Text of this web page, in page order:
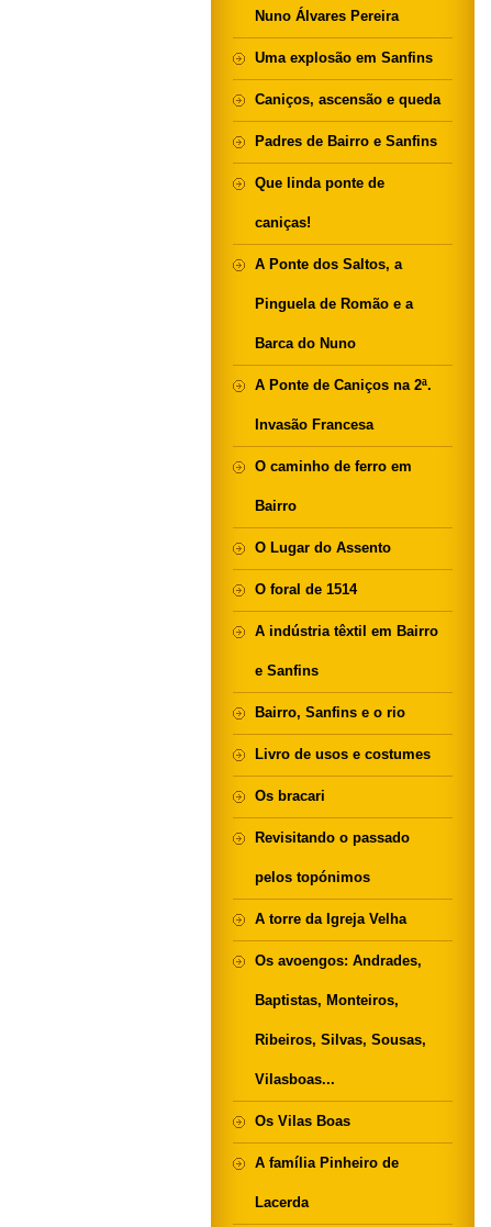
Nuno Álvares Pereira
Uma explosão em Sanfins
Caniços, ascensão e queda
Padres de Bairro e Sanfins
Que linda ponte de
caniças!
A Ponte dos Saltos, a
Pinguela de Romão e a
Barca do Nuno
A Ponte de Caniços na 2ª.
Invasão Francesa
O caminho de ferro em
Bairro
O Lugar do Assento
O foral de 1514
A indústria têxtil em Bairro
e Sanfins
Bairro, Sanfins e o rio
Livro de usos e costumes
Os bracari
Revisitando o passado
pelos topónimos
A torre da Igreja Velha
Os avoengos: Andrades,
Baptistas, Monteiros,
Ribeiros, Silvas, Sousas,
Vilasboas...
Os Vilas Boas
A família Pinheiro de
Lacerda